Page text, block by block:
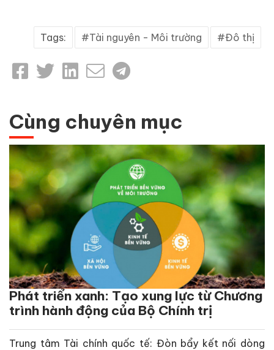
Tags: Tài nguyên - Môi trường Đô thị
Cùng chuyên mục
Phát triển xanh: Tạo xung lực từ Chương
trình hành động của Bộ Chính trị
Trung tâm Tài chính quốc tế: Đòn bẩy kết nối dòng